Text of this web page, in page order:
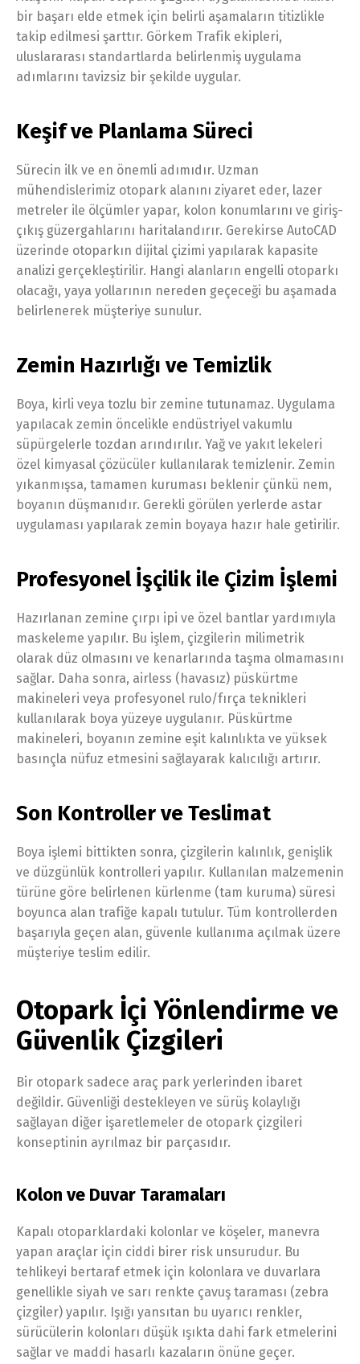
bir başarı elde etmek için belirli aşamaların titizlikle
takip edilmesi şarttır. Görkem Trafik ekipleri,
uluslararası standartlarda belirlenmiş uygulama
adımlarını tavizsiz bir şekilde uygular.
Keşif ve Planlama Süreci
Sürecin ilk ve en önemli adımıdır. Uzman
mühendislerimiz otopark alanını ziyaret eder, lazer
metreler ile ölçümler yapar, kolon konumlarını ve giriş-
çıkış güzergahlarını haritalandırır. Gerekirse AutoCAD
üzerinde otoparkın dijital çizimi yapılarak kapasite
analizi gerçekleştirilir. Hangi alanların engelli otoparkı
olacağı, yaya yollarının nereden geçeceği bu aşamada
belirlenerek müşteriye sunulur.
Zemin Hazırlığı ve Temizlik
Boya, kirli veya tozlu bir zemine tutunamaz. Uygulama
yapılacak zemin öncelikle endüstriyel vakumlu
süpürgelerle tozdan arındırılır. Yağ ve yakıt lekeleri
özel kimyasal çözücüler kullanılarak temizlenir. Zemin
yıkanmışsa, tamamen kuruması beklenir çünkü nem,
boyanın düşmanıdır. Gerekli görülen yerlerde astar
uygulaması yapılarak zemin boyaya hazır hale getirilir.
Profesyonel İşçilik ile Çizim İşlemi
Hazırlanan zemine çırpı ipi ve özel bantlar yardımıyla
maskeleme yapılır. Bu işlem, çizgilerin milimetrik
olarak düz olmasını ve kenarlarında taşma olmamasını
sağlar. Daha sonra, airless (havasız) püskürtme
makineleri veya profesyonel rulo/fırça teknikleri
kullanılarak boya yüzeye uygulanır. Püskürtme
makineleri, boyanın zemine eşit kalınlıkta ve yüksek
basınçla nüfuz etmesini sağlayarak kalıcılığı artırır.
Son Kontroller ve Teslimat
Boya işlemi bittikten sonra, çizgilerin kalınlık, genişlik
ve düzgünlük kontrolleri yapılır. Kullanılan malzemenin
türüne göre belirlenen kürlenme (tam kuruma) süresi
boyunca alan trafiğe kapalı tutulur. Tüm kontrollerden
başarıyla geçen alan, güvenle kullanıma açılmak üzere
müşteriye teslim edilir.
Otopark İçi Yönlendirme ve
Güvenlik Çizgileri
Bir otopark sadece araç park yerlerinden ibaret
değildir. Güvenliği destekleyen ve sürüş kolaylığı
sağlayan diğer işaretlemeler de otopark çizgileri
konseptinin ayrılmaz bir parçasıdır.
Kolon ve Duvar Taramaları
Kapalı otoparklardaki kolonlar ve köşeler, manevra
yapan araçlar için ciddi birer risk unsurudur. Bu
tehlikeyi bertaraf etmek için kolonlara ve duvarlara
genellikle siyah ve sarı renkte çavuş taraması (zebra
çizgiler) yapılır. Işığı yansıtan bu uyarıcı renkler,
sürücülerin kolonları düşük ışıkta dahi fark etmelerini
sağlar ve maddi hasarlı kazaların önüne geçer.